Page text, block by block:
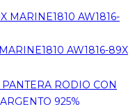
AW1816-89X